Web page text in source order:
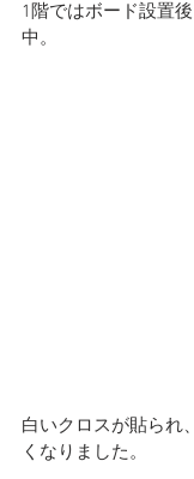
1階ではボード設置
中。
白いクロスが貼られ
くなりました。